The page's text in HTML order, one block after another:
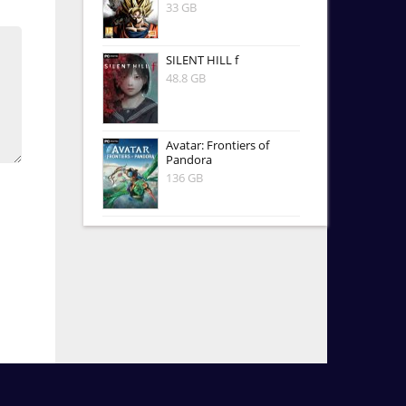
33 GB
SILENT HILL f
48.8 GB
Avatar: Frontiers of
Pandora
136 GB